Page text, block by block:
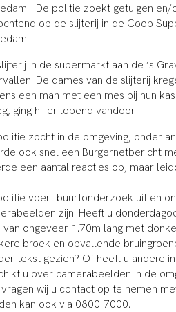
- De politie zoekt getuigen
op de slijterij in de Coop
in de supermarkt aan de ’s
De dames van de slijterij
een man met een mes bij hun
ging hij er lopend vandoor.
zocht in de omgeving, onder
ook snel een Burgernetbericht
een aantal reacties op, maar
voert buurtonderzoek uit en
zijn. Heeft u
van ongeveer 1.70m lang met
broek en opvallende
tekst gezien? Of heeft u andere
u over camerabeelden in de
vragen wij u contact op te nemen
kan ook via 0800-7000.